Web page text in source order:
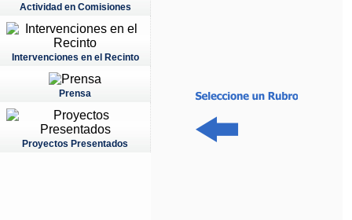
Actividad en Comisiones
Intervenciones en el Recinto
Prensa
Proyectos Presentados